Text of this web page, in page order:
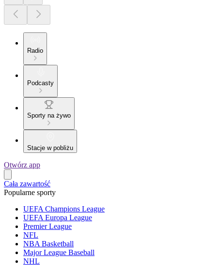
Radio
Podcasty
Sporty na żywo
Stacje w pobliżu
Otwórz app
Cała zawartość
Popularne sporty
UEFA Champions League
UEFA Europa League
Premier League
NFL
NBA Basketball
Major League Baseball
NHL